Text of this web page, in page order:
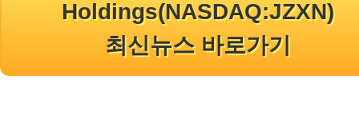
Holdings(NASDAQ:JZXN)
최신뉴스 바로가기